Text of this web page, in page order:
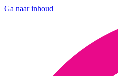
Ga naar inhoud